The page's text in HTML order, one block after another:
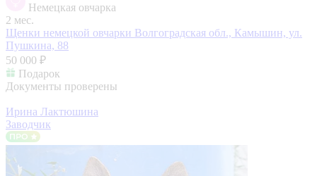
Немецкая овчарка
2 мес.
Щенки немецкой овчарки Волгоградская обл., Камышин, ул.
Пушкина, 88
50 000 ₽
Подарок
Документы проверены
Ирина Лактюшина
Заводчик